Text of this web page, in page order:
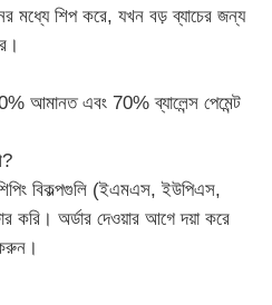
মধ্যে শিপ করে, যখন বড় ব্যাচের জন্য
আমানত এবং 70% ব্যালেন্স পেমেন্ট
বিকল্পগুলি (ইএমএস, ইউপিএস,
করি। অর্ডার দেওয়ার আগে দয়া করে